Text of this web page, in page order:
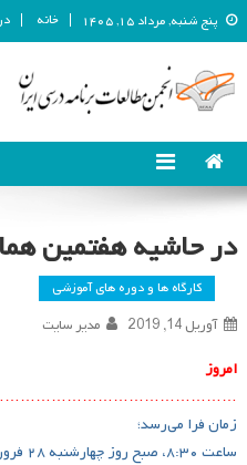
پنج شنبه, مرداد ۱۵, ۱۴۰۵ خانه
انجمن مطالعات
در حاشیه هفتمین
کارگاه ها و دوره های آموزشی
آوریل 14, 2019 مدیر سایت
امروز
زمان فرا می‌رسد؛
ساعت ۸:۳۰، صبح روز چهارشنبه ۲۸ فروردین ۱۳۸۷